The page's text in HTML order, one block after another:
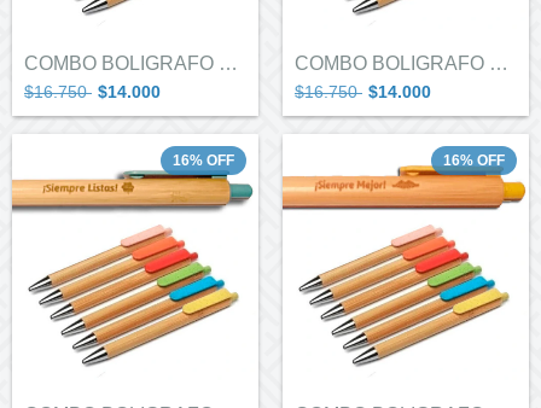
COMBO BOLIGRAFO GUIAS MAYORES X 5
$16.750 $14.000
COMBO BOLIGRAFO GUIAS DEL SOL X 5
$16.750 $14.000
16% OFF 16% OFF